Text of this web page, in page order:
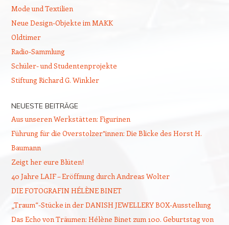
Mode und Textilien
Neue Design-Objekte im MAKK
Oldtimer
Radio-Sammlung
Schüler- und Studentenprojekte
Stiftung Richard G. Winkler
NEUESTE BEITRÄGE
Aus unseren Werkstätten: Figurinen
Führung für die Overstolzer*innen: Die Blicke des Horst H.
Baumann
Zeigt her eure Blüten!
40 Jahre LAIF – Eröffnung durch Andreas Wolter
DIE FOTOGRAFIN HÉLÈNE BINET
„Traum“-Stücke in der DANISH JEWELLERY BOX-Ausstellung
Das Echo von Träumen: Hélène Binet zum 100. Geburtstag von